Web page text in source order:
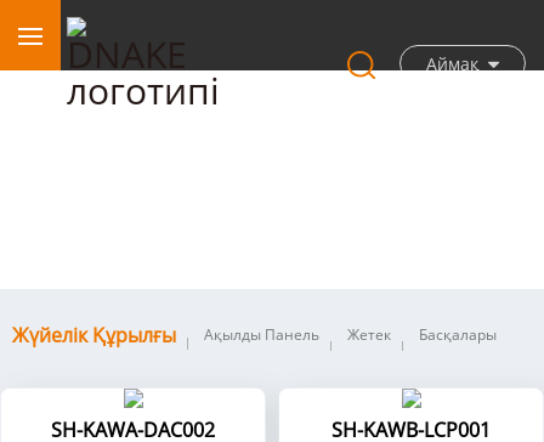
Аймақ
Жүйелік Құрылғы Ақылды Панель Жетек Басқалары
SH-KAWA-DAC002 SH-KAWB-LCP001